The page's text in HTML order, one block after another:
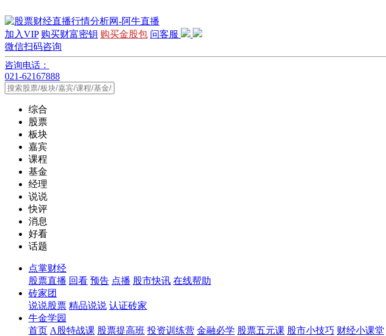
加入VIP 购买财富密钥 购买金股包 问客服
微信扫码咨询
咨询电话：
021-62167888
综合
股票
板块
嘉宾
课程
基金
经理
说说
快评
消息
好看
话题
点掌财经
股票直播 回看 预告 点播 股市快讯 在线帮助
砖家团
说说股票 精品说说 认证砖家
牛金学园
首页 A股特战课 股票提高班 投资训练营 金融必学 股票五元课 股市小技巧 财经小课堂